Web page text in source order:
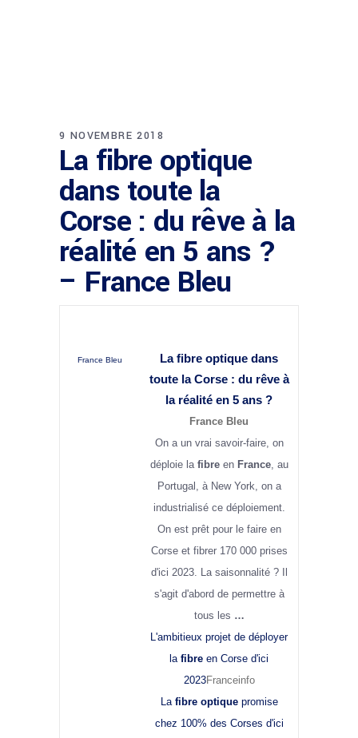
9 NOVEMBRE 2018
La fibre optique
dans toute la
Corse : du rêve à la
réalité en 5 ans ?
– France Bleu
France Bleu Lafibre optique dans
toute la Corse : du rêve à
la réalité en 5 ans ?
France Bleu
On a un vrai savoir-faire, on
déploie la fibreen France, au
Portugal, à New York, on a
industrialisé ce déploiement.
On est prêt pour le faire en
Corse et fibrer 170 000 prises
d'ici 2023. La saisonnalité ? Il
s'agit d'abord de permettre à
tous les …
L'ambitieux projet de déployer
la fibre en Corse d'ici
2023Franceinfo
La fibre optiquepromise
chez 100% des Corses d'ici